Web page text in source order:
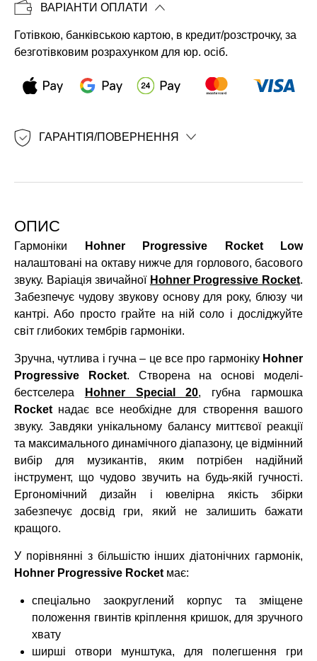
Копіювати
ВАРІАНТИ ОПЛАТИ
Готівкою, банківською картою, в кредит/розстрочку, за
безготівковим розрахунком для юр. осіб.
ГАРАНТІЯ/ПОВЕРНЕННЯ
ОПИС
Гармоніки
Hohner Progressive Rocket Low
налаштовані на октаву нижче для горлового, басового
звуку. Варіація звичайної Hohner Progressive Rocket.
Забезпечує чудову звукову основу для року, блюзу чи
кантрі. Або просто грайте на ній соло і досліджуйте
світ глибоких тембрів гармоніки.
Зручна, чутлива і гучна – це все про гармоніку Hohner
Progressive Rocket. Створена на основі моделі-
бестселера
Hohner Special 20, губна гармошка
Rocket надає все необхідне для створення вашого
звуку. Завдяки унікальному балансу миттєвої реакції
та максимального динамічного діапазону, це відмінний
вибір для музикантів, яким потрібен надійний
інструмент, що чудово звучить на будь-якій гучності.
Ергономічний дизайн і ювелірна якість збірки
забезпечує досвід гри, який не залишить бажати
кращого.
У порівнянні з більшістю інших діатонічних гармонік,
Hohner Progressive Rocket має:
спеціально заокруглений корпус та зміщене
положення гвинтів кріплення кришок, для зручного
хвату
ширші отвори мунштука, для полегшення гри